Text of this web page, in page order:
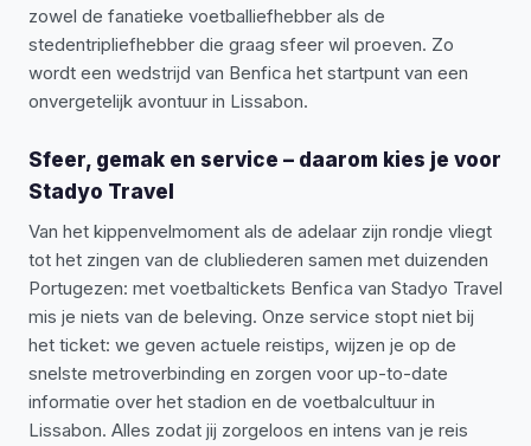
zowel de fanatieke voetballiefhebber als de
stedentripliefhebber die graag sfeer wil proeven. Zo
wordt een wedstrijd van Benfica het startpunt van een
onvergetelijk avontuur in Lissabon.
Sfeer, gemak en service – daarom kies je voor
Stadyo Travel
Van het kippenvelmoment als de adelaar zijn rondje vliegt
tot het zingen van de clubliederen samen met duizenden
Portugezen: met voetbaltickets Benfica van Stadyo Travel
mis je niets van de beleving. Onze service stopt niet bij
het ticket: we geven actuele reistips, wijzen je op de
snelste metroverbinding en zorgen voor up-to-date
informatie over het stadion en de voetbalcultuur in
Lissabon. Alles zodat jij zorgeloos en intens van je reis